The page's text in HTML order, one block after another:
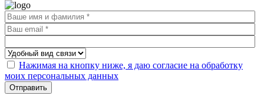
Нажимая на кнопку ниже, я даю согласие на обработку
моих персональных данных
Отправить